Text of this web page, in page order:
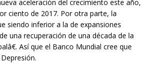
aceleración del crecimiento este año,
ciento de 2017. Por otra parte, la
siendo inferior a la de expansiones
una recuperación de una década de la
Así que el Banco Mundial cree que